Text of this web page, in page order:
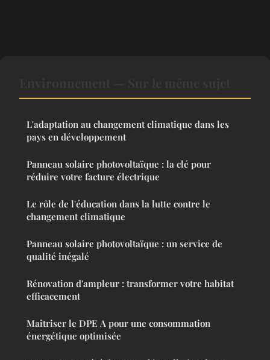
L'adaptation au changement climatique dans les
pays en développement
Panneau solaire photovoltaïque : la clé pour
réduire votre facture électrique
Le rôle de l'éducation dans la lutte contre le
changement climatique
Panneau solaire photovoltaïque : un service de
qualité inégalé
Rénovation d'ampleur : transformer votre habitat
efficacement
Maîtriser le DPE A pour une consommation
énergétique optimisée